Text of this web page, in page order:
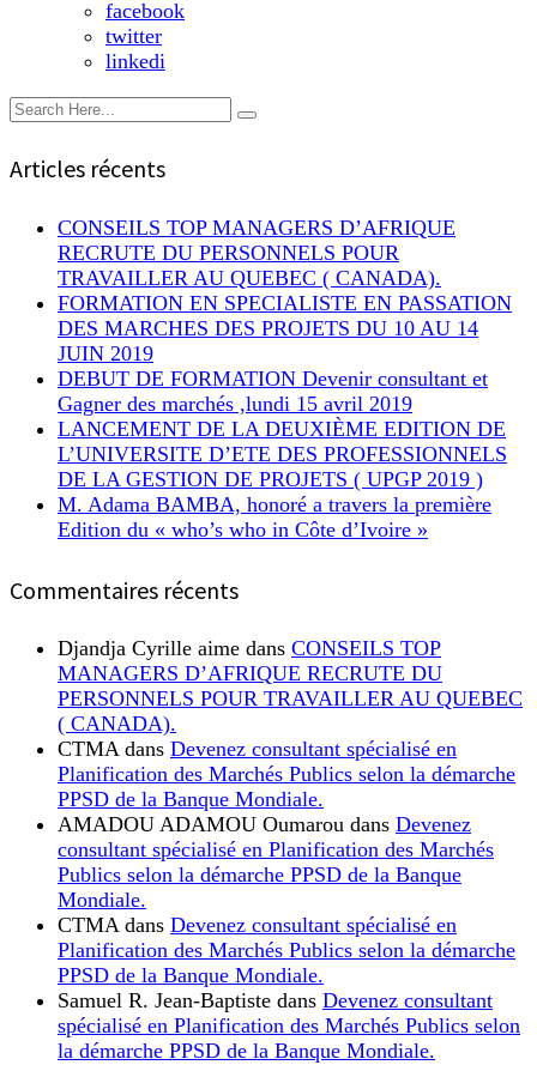
facebook
twitter
linkedi
Articles récents
CONSEILS TOP MANAGERS D’AFRIQUE
RECRUTE DU PERSONNELS POUR
TRAVAILLER AU QUEBEC ( CANADA).
FORMATION EN SPECIALISTE EN PASSATION
DES MARCHES DES PROJETS DU 10 AU 14
JUIN 2019
DEBUT DE FORMATION Devenir consultant et
Gagner des marchés ,lundi 15 avril 2019
LANCEMENT DE LA DEUXIÈME EDITION DE
L’UNIVERSITE D’ETE DES PROFESSIONNELS
DE LA GESTION DE PROJETS ( UPGP 2019 )
M. Adama BAMBA, honoré a travers la première
Edition du « who’s who in Côte d’Ivoire »
Commentaires récents
Djandja Cyrille aime dans CONSEILS TOP
MANAGERS D’AFRIQUE RECRUTE DU
PERSONNELS POUR TRAVAILLER AU QUEBEC
( CANADA).
CTMAdans Devenez consultant spécialisé en
Planification des Marchés Publics selon la démarche
PPSD de la Banque Mondiale.
AMADOU ADAMOU Oumarou dans Devenez
consultant spécialisé en Planification des Marchés
Publics selon la démarche PPSD de la Banque
Mondiale.
CTMAdans Devenez consultant spécialisé en
Planification des Marchés Publics selon la démarche
PPSD de la Banque Mondiale.
Samuel R. Jean-Baptiste dans Devenez consultant
spécialisé en Planification des Marchés Publics selon
la démarche PPSD de la Banque Mondiale.